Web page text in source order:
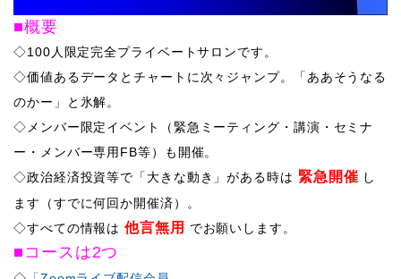
■概要
◇100人限定完全プライベートサロンです。
◇価値あるデータとチャートに次々ジャンプ。「ああそうなる
のかー」と氷解。
◇メンバー限定イベント（緊急ミーティング・講演・セミナ
ー・メンバー専用FB等）も開催。
​◇政治経済投資等で「大きな動き」がある時は 緊急開催 し
ます（すでに何回か開催済）。
◇すべての情報は他言無用 でお願いします。
■コースは2つ